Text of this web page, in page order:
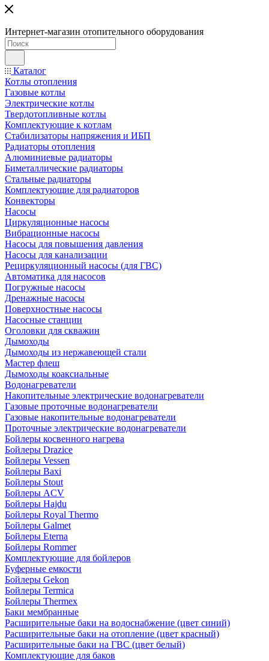
Интернет-магазин отопительного оборудования
Каталог
Котлы отопления
Газовые котлы
Электрические котлы
Твердотопливные котлы
Комплектующие к котлам
Стабилизаторы напряжения и ИБП
Радиаторы отопления
Алюминиевые радиаторы
Биметаллические радиаторы
Стальные радиаторы
Комплектующие для радиаторов
Конвекторы
Насосы
Циркуляционные насосы
Вибрационные насосы
Насосы для повышения давления
Насосы для канализации
Рециркуляционный насосы (для ГВС)
Автоматика для насосов
Погружные насосы
Дренажные насосы
Поверхностные насосы
Насосные станции
Оголовки для скважин
Дымоходы
Дымоходы из нержавеющей стали
Мастер флеш
Дымоходы коаксиальные
Водонагреватели
Накопительные электрические водонагреватели
Газовые проточные водонагреватели
Газовые накопительные водонагреватели
Проточные электрические водонагреватели
Бойлеры косвенного нагрева
Бойлеры Drazice
Бойлеры Vessen
Бойлеры Baxi
Бойлеры Stout
Бойлеры ACV
Бойлеры Hajdu
Бойлеры Royal Thermo
Бойлеры Galmet
Бойлеры Eterna
Бойлеры Rommer
Комплектующие для бойлеров
Буферные емкости
Бойлеры Gekon
Бойлеры Termica
Бойлеры Thermex
Баки мембранные
Расширительные баки на водоснабжение (цвет синий)
Расширительные баки на отопление (цвет красный)
Расширительные баки на ГВС (цвет белый)
Комплектующие для баков